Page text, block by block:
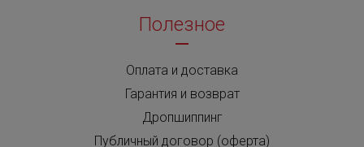
Полезное
Оплата и доставка
Гарантия и возврат
Дропшиппинг
Публичный договор (оферта)